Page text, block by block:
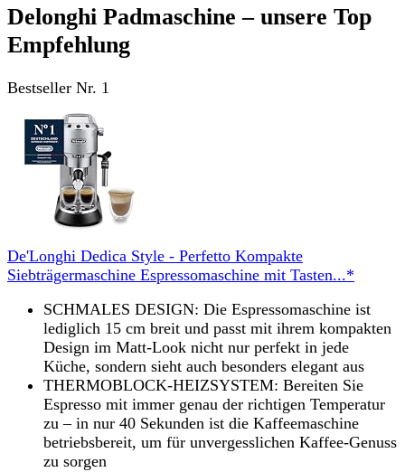
Delonghi Padmaschine – unsere Top
Empfehlung
Bestseller Nr. 1
De'Longhi Dedica Style - Perfetto Kompakte
Siebträgermaschine Espressomaschine mit Tasten...*
SCHMALES DESIGN: Die Espressomaschine ist
lediglich 15 cm breit und passt mit ihrem kompakten
Design im Matt-Look nicht nur perfekt in jede
Küche, sondern sieht auch besonders elegant aus
THERMOBLOCK-HEIZSYSTEM: Bereiten Sie
Espresso mit immer genau der richtigen Temperatur
zu – in nur 40 Sekunden ist die Kaffeemaschine
betriebsbereit, um für unvergesslichen Kaffee-Genuss
zu sorgen